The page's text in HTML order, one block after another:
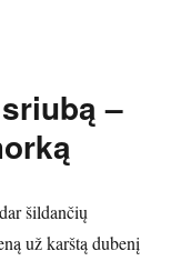
–
šildančių
už karštą dubenį